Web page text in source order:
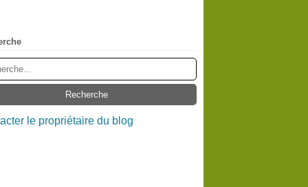
le propriétaire du blog